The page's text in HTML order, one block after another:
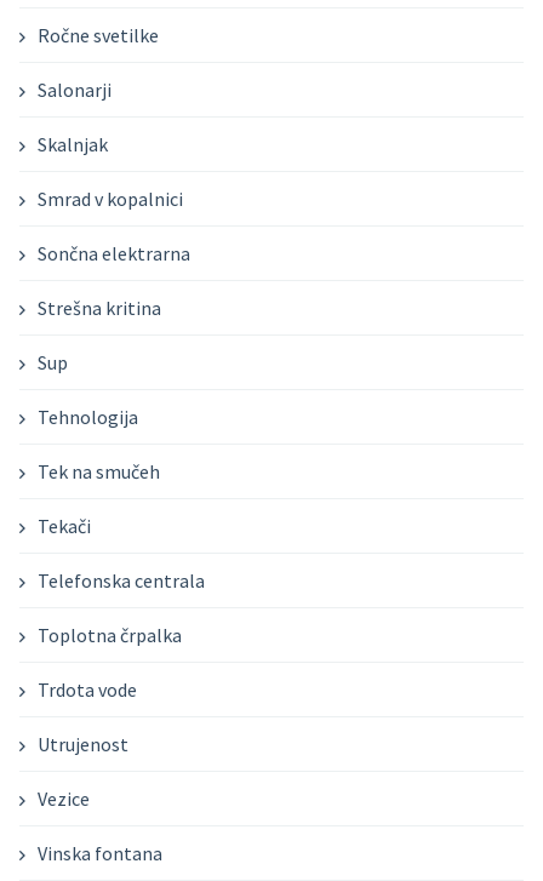
Ročne svetilke
Salonarji
Skalnjak
Smrad v kopalnici
Sončna elektrarna
Strešna kritina
Sup
Tehnologija
Tek na smučeh
Tekači
Telefonska centrala
Toplotna črpalka
Trdota vode
Utrujenost
Vezice
Vinska fontana